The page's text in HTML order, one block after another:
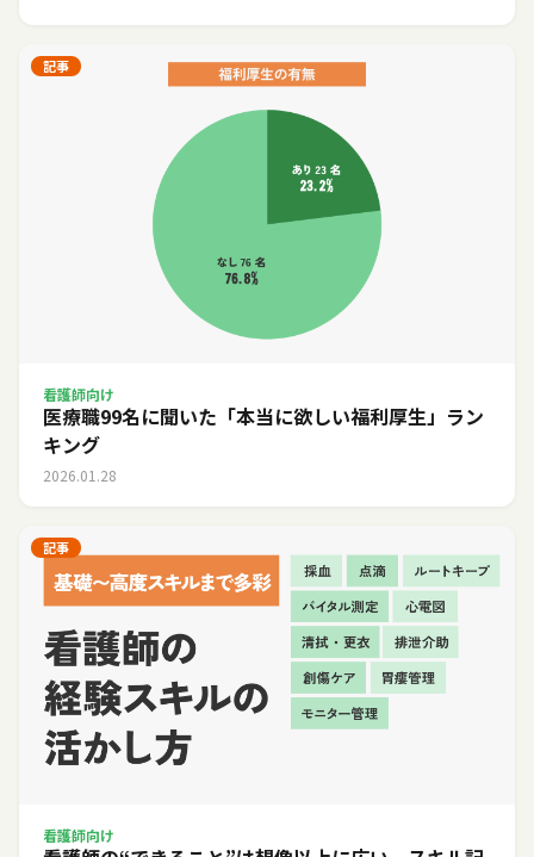
記事
看護師向け
医療職99名に聞いた「本当に欲しい福利厚生」ラン
キング
2026.01.28
記事
看護師向け